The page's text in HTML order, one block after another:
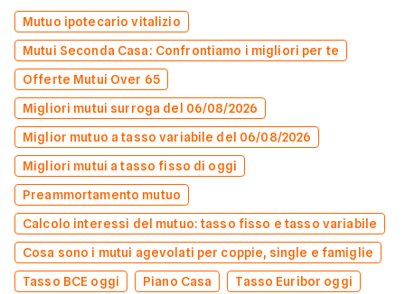
Mutuo ipotecario vitalizio
Mutui Seconda Casa: Confrontiamo i migliori per te
Offerte Mutui Over 65
Migliori mutui surroga del 06/08/2026
Miglior mutuo a tasso variabile del 06/08/2026
Migliori mutui a tasso fisso di oggi
Preammortamento mutuo
Calcolo interessi del mutuo: tasso fisso e tasso variabile
Cosa sono i mutui agevolati per coppie, single e famiglie
Tasso BCE oggi
Piano Casa Tasso Euribor oggi